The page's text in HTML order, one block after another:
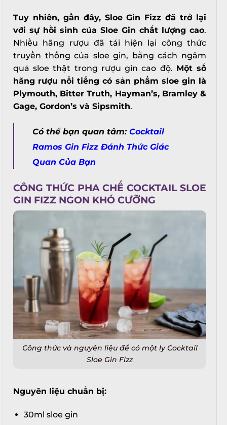
Tuy nhiên, gần đây, Sloe Gin Fizz đã trở lại
với sự hồi sinh của Sloe Gin chất lượng cao.
Nhiều hãng rượu đã tái hiện lại công thức
truyền thống của sloe gin, bằng cách ngâm
quả sloe thật trong rượu gin cao độ. Một số
hãng rượu nổi tiếng có sản phẩm sloe gin là
Plymouth, Bitter Truth, Hayman’s, Bramley &
Gage, Gordon’s và Sipsmith.
Có thể bạn quan tâm: Cocktail
Ramos Gin Fizz Đánh Thức Giác
Quan Của Bạn
CÔNG THỨC PHA CHẾ COCKTAIL SLOE
GIN FIZZ NGON KHÓ CƯỠNG
Công thức và nguyên liệu để có một ly Cocktail
Sloe Gin Fizz
Nguyên liệu chuẩn bị:
30ml sloe gin